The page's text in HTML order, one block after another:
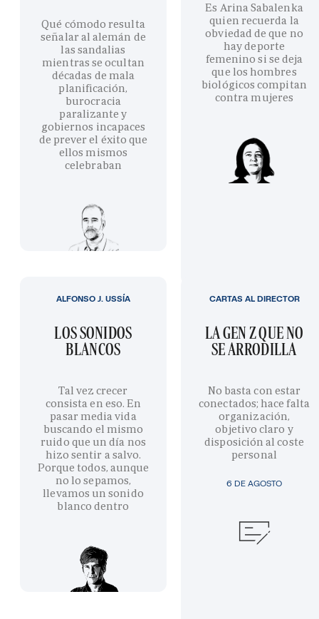
Qué cómodo resulta
señalar al alemán de
las sandalias
mientras se ocultan
décadas de mala
planificación,
burocracia
paralizante y
gobiernos incapaces
de prever el éxito que
ellos mismos
celebraban
Es Arina Sabalenka
quien recuerda la
obviedad de que no
hay deporte
femenino si se deja
que los hombres
biológicos compitan
contra mujeres
LOS SONIDOS
BLANCOS
Tal vez crecer
consista en eso. En
pasar media vida
buscando el mismo
ruido que un día nos
hizo sentir a salvo.
Porque todos, aunque
no lo sepamos,
llevamos un sonido
blanco dentro
ALFONSO J. USSÍA
6 DE AGOSTO
LA GEN Z QUE NO
SE ARRODILLA
No basta con estar
conectados; hace falta
organización,
objetivo claro y
disposición al coste
personal
CARTAS AL DIRECTOR